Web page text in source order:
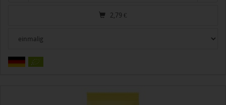
2,79 €